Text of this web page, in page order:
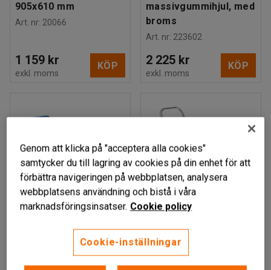
905x610 mm
Art. nr: 20066
1 159 kr
exkl. moms
KÖP
massivgummihjul, med
broms
Art. nr: 223602
2 225 kr
exkl. moms
KÖP
Finns i flera utföranden
Plattformsvagn, 1
RÄLLAN
Platåvagn, rostfri, 100
Genom att klicka på "acceptera alla cookies"
samtycker du till lagring av cookies på din enhet för att
förbättra navigeringen på webbplatsen, analysera
webbplatsens användning och bistå i våra
marknadsföringsinsatser. Cookie policy
Cookie-inställningar